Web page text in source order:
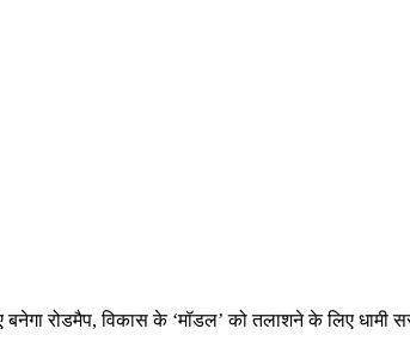
बनेगा रोडमैप, विकास के ‘मॉडल’ को तलाशने के लिए धामी